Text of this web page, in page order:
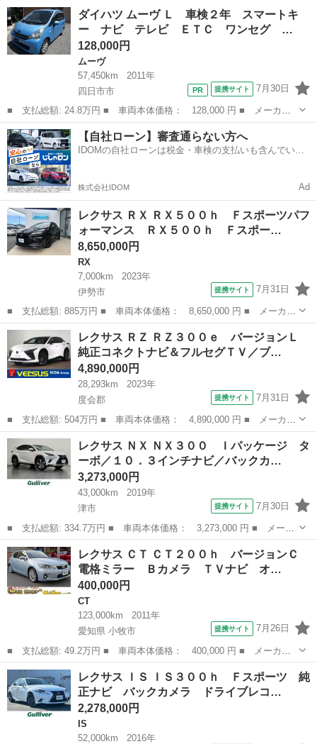
ラー レクサスチー
ムメイト デジタル
インナーミラー 全
周囲カメラ 純正１
４型ナビ ドラレコ
マルーフ／ブライン
ドスポットＭ／充電
ケーブル／レクサス
セーフティ＋／電動
／禁煙車 （検8.12）
ーダークルコン／ア
ダプティブハイビー
ム／３眼ＬＥＤ／パ
ダイハツ ムーヴ Ｌ 車検２年 スマートキ
ー ナビ テレビ ＥＴＣ ワンセグ …
128,000円
ムーヴ
57,450km
2011年
四日市市
提携サイト 7月30日
■ 支払総額: 24.8万円 ■ 車両本体価格： 128,000 円 ■ メーカー
名： ダイハツ ■ 車種名： ムーヴ ■ グレード名： Ｌ 車検２
年 スマートキー ナビ テレビ ＥＴＣ ワンセグ ＤＶＤ再生
ベンチシート...
三重 四日市市 ムーヴ ベンチシート
【自社ローン】審査通らない方へ
IDOMの自社ローンは税金・車検の支払いも含んでいる
株式会社IDOM Ad
レクサス ＲＸ ＲＸ５００ｈ Ｆスポーツパフ
ォーマンス ＲＸ５００ｈ Ｆスポー…
8,650,000円
RX
7,000km
2023年
伊勢市
提携サイト 7月31日
■ 支払総額: 885万円 ■ 車両本体価格： 8,650,000 円 ■ メーカー
名： レクサス ■ 車種名： ＲＸ ■ グレード名： ＲＸ５００
ｈ Ｆスポーツパフォーマンス ＲＸ５００ｈ Ｆスポーツパフォー
マンス（５名...
三重 伊勢市 RX
レクサス ＲＺ ＲＺ３００ｅ バージョンＬ
純正コネクトナビ＆フルセグＴＶ／ブ…
4,890,000円
28,293km
2023年
度会郡
提携サイト 7月31日
■ 支払総額: 504万円 ■ 車両本体価格： 4,890,000 円 ■ メーカー
名： レクサス ■ 車種名： ＲＺ ■ グレード名： ＲＺ３００
ｅ バージョンＬ 純正コネクトナビ＆フルセグＴＶ／ブルートゥー
ス＆ＵＳＢ／...
三重 度会郡 レクサス
レクサス ＮＸ ＮＸ３００ Ｉパッケージ タ
ーボ／１０．３インチナビ／バックカ…
3,273,000円
43,000km
2019年
津市
提携サイト 7月30日
■ 支払総額: 334.7万円 ■ 車両本体価格： 3,273,000 円 ■ メーカ
ー名： レクサス ■ 車種名： ＮＸ ■ グレード名： ＮＸ３０
０ Ｉパッケージ ターボ／１０．３インチナビ／バックカメラ／ド
ライブレコ...
三重 津市 レクサス
レクサス ＣＴ ＣＴ２００ｈ バージョンＣ
電格ミラー Ｂカメラ ＴＶナビ オ…
400,000円
CT
123,000km
2011年
愛知県 小牧市
提携サイト 7月26日
■ 支払総額: 49.2万円 ■ 車両本体価格： 400,000 円 ■ メーカー
名： レクサス ■ 車種名： ＣＴ ■ グレード名： ＣＴ２００
ｈ バージョンＣ 電格ミラー Ｂカメラ ＴＶナビ オートエアコ
ン ＥＴＣ車載...
愛知 小牧市 CT
レクサス ＩＳ ＩＳ３００ｈ Ｆスポーツ 純
正ナビ バックカメラ ドライブレコ…
2,278,000円
IS
52,000km
2016年